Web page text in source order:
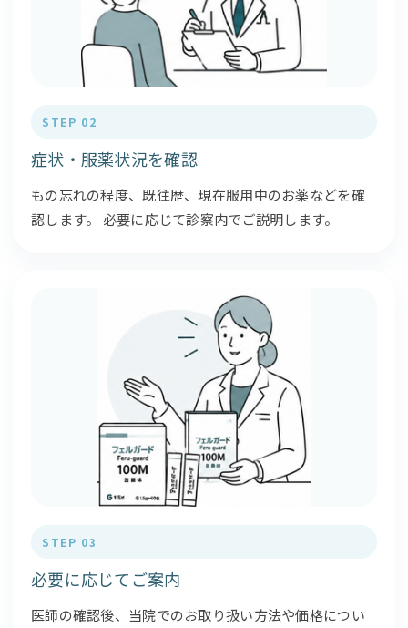
STEP 02
症状・服薬状況を確認
もの忘れの程度、既往歴、現在服用中のお薬などを確
認します。 必要に応じて診察内でご説明します。
STEP 03
必要に応じてご案内
医師の確認後、当院でのお取り扱い方法や価格につい